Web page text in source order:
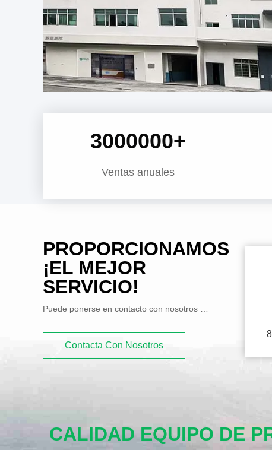
3000000+
Ventas anuales
PROPORCIONAMOS
¡EL MEJOR
SERVICIO!
Contacta Con Nosotros
CALIDAD EQUIPO DE